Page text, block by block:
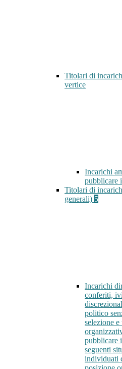
Titolari di
vertice
Incarichi
pubblicare
Titolari di
generali) 5
Incarichi
conferiti,
politico
selezione
pubblicare
seguenti
individuati